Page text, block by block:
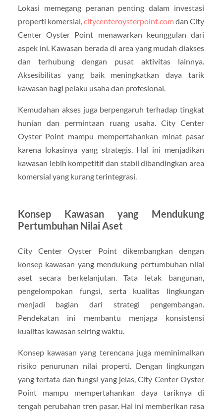
Lokasi memegang peranan penting dalam investasi
properti komersial, citycenteroysterpoint.com dan City
Center Oyster Point menawarkan keunggulan dari
aspek ini. Kawasan berada di area yang mudah diakses
dan terhubung dengan pusat aktivitas lainnya.
Aksesibilitas yang baik meningkatkan daya tarik
kawasan bagi pelaku usaha dan profesional.
Kemudahan akses juga berpengaruh terhadap tingkat
hunian dan permintaan ruang usaha. City Center
Oyster Point mampu mempertahankan minat pasar
karena lokasinya yang strategis. Hal ini menjadikan
kawasan lebih kompetitif dan stabil dibandingkan area
komersial yang kurang terintegrasi.
Konsep Kawasan yang Mendukung
Pertumbuhan Nilai Aset
City Center Oyster Point dikembangkan dengan
konsep kawasan yang mendukung pertumbuhan nilai
aset secara berkelanjutan. Tata letak bangunan,
pengelompokan fungsi, serta kualitas lingkungan
menjadi bagian dari strategi pengembangan.
Pendekatan ini membantu menjaga konsistensi
kualitas kawasan seiring waktu.
Konsep kawasan yang terencana juga meminimalkan
risiko penurunan nilai properti. Dengan lingkungan
yang tertata dan fungsi yang jelas, City Center Oyster
Point mampu mempertahankan daya tariknya di
tengah perubahan tren pasar. Hal ini memberikan rasa